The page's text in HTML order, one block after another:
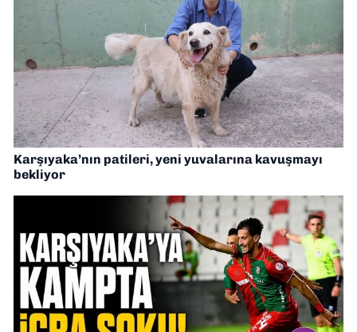
Karşıyaka’nın patileri, yeni yuvalarına kavuşmayı
bekliyor